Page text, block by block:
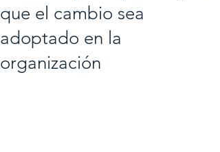
que el cambio sea
adoptado en la
organización